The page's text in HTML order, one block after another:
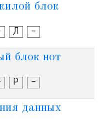
блок
Л -
блок нот
Р -
данных